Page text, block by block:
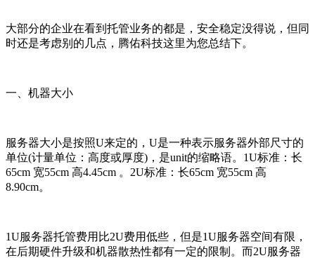
大部分的企业在看到托管业务的都是，安全稳定没得说，但同
时还是考虑别的几点，腾佑科技这里为您总结下。
一、机器大小
服务器大小是按照U来定的，U是一种表示服务器外部尺寸的
单位(计量单位：高度或厚度)，是unit的缩略语。1U标准：长
65cm 宽55cm 高4.45cm 。2U标准：长65cm 宽55cm 高
8.90cm。
1U服务器托管费用比2U费用低些，但是1U服务器空间有限，
在后期硬件升级和机器散热性都有一定的限制。而2U服务器